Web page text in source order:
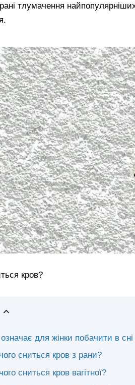
тлумачення
кров?
для жінки побачити в сні
сниться кров з рани?
сниться кров вагітної?